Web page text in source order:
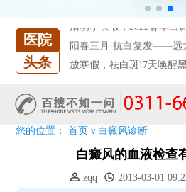
医院
头条
您的位置：首页 ν 白癜风诊断
白癜风的血液检查
zqq 2013-03-01